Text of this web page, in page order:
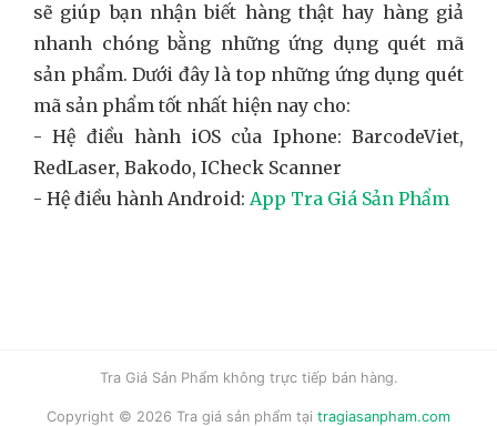
sẽ giúp bạn nhận biết hàng thật hay hàng giả
nhanh chóng bằng những ứng dụng quét mã
sản phẩm. Dưới đây là top những ứng dụng quét
mã sản phẩm tốt nhất hiện nay cho:
- Hệ điều hành iOS của Iphone: BarcodeViet,
RedLaser, Bakodo, ICheck Scanner
- Hệ điều hành Android: App Tra Giá Sản Phẩm
Tra Giá Sản Phẩm không trực tiếp bán hàng.
Copyright © 2026 Tra giá sản phẩm tại tragiasanpham.com